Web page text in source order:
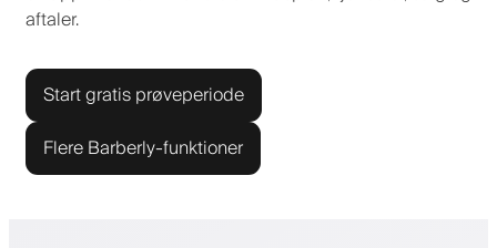
aftaler.
Start gratis prøveperiode
Flere Barberly-funktioner